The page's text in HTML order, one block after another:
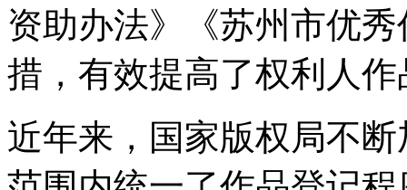
资助办法》《苏州市优
措，有效提高了权利人
近年来，国家版权局不